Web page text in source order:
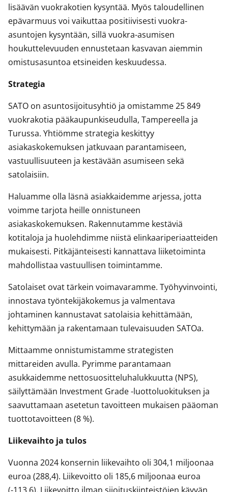
lisäävän vuokrakotien kysyntää. Myös taloudellinen
epävarmuus voi vaikuttaa positiivisesti vuokra-
asuntojen kysyntään, sillä vuokra-asumisen
houkuttelevuuden ennustetaan kasvavan aiemmin
omistusasuntoa etsineiden keskuudessa.
Strategia
SATO on asuntosijoitusyhtiö ja omistamme 25 849
vuokrakotia pääkaupunkiseudulla, Tampereella ja
Turussa. Yhtiömme strategia keskittyy
asiakaskokemuksen jatkuvaan parantamiseen,
vastuullisuuteen ja kestävään asumiseen sekä
satolaisiin.
Haluamme olla läsnä asiakkaidemme arjessa, jotta
voimme tarjota heille onnistuneen
asiakaskokemuksen. Rakennutamme kestäviä
kotitaloja ja huolehdimme niistä elinkaariperiaatteiden
mukaisesti. Pitkäjänteisesti kannattava liiketoiminta
mahdollistaa vastuullisen toimintamme.
Satolaiset ovat tärkein voimavaramme. Työhyvinvointi,
innostava työntekijäkokemus ja valmentava
johtaminen kannustavat satolaisia kehittämään,
kehittymään ja rakentamaan tulevaisuuden SATOa.
Mittaamme onnistumistamme strategisten
mittareiden avulla. Pyrimme parantamaan
asukkaidemme nettosuositteluhalukkuutta (NPS),
säilyttämään Investment Grade -luottoluokituksen ja
saavuttamaan asetetun tavoitteen mukaisen pääoman
tuottotavoitteen (8 %).
Liikevaihto ja tulos
Vuonna 2024 konsernin liikevaihto oli 304,1 miljoonaa
euroa (288,4). Liikevoitto oli 185,6 miljoonaa euroa